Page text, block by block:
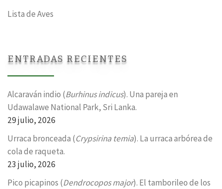
Lista de Aves
ENTRADAS RECIENTES
Alcaraván indio (Burhinus indicus). Una pareja en
Udawalawe National Park, Sri Lanka.
29 julio, 2026
Urraca bronceada (Crypsirina temia). La urraca arbórea de
cola de raqueta.
23 julio, 2026
Pico picapinos (Dendrocopos major). El tamborileo de los